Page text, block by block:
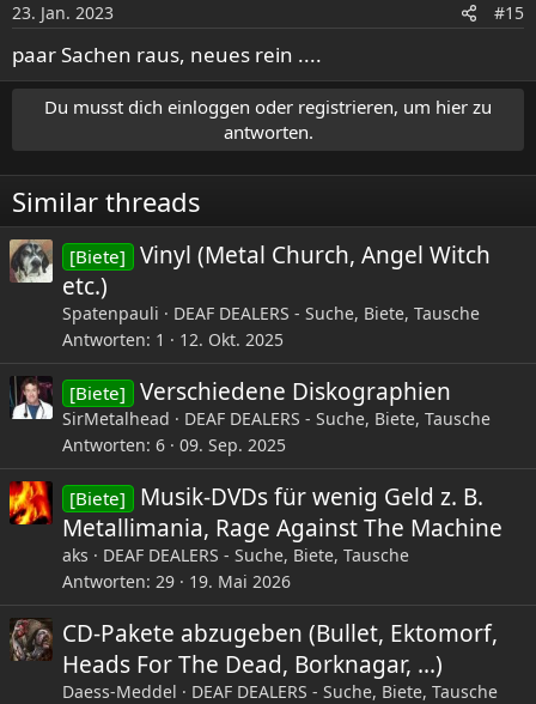
n
e
n
:
23. Jan. 2023 #15
paar Sachen raus, neues rein ....
Du musst dich einloggen oder registrieren, um hier zu
antworten.
Similar threads
[Biete]
Vinyl (Metal Church, Angel Witch
etc.)
Spatenpauli
DEAF DEALERS - Suche, Biete, Tausche
Antworten 1 12. Okt. 2025
[Biete] Verschiedene Diskographien
SirMetalhead
DEAF DEALERS - Suche, Biete, Tausche
Antworten 6 09. Sep. 2025
[Biete]
Musik-DVDs für wenig Geld z. B.
Metallimania, Rage Against The Machine
aks
DEAF DEALERS - Suche, Biete, Tausche
Antworten 29 19. Mai 2026
CD-Pakete abzugeben (Bullet, Ektomorf,
Heads For The Dead, Borknagar, ...)
Daess-Meddel
DEAF DEALERS - Suche, Biete, Tausche